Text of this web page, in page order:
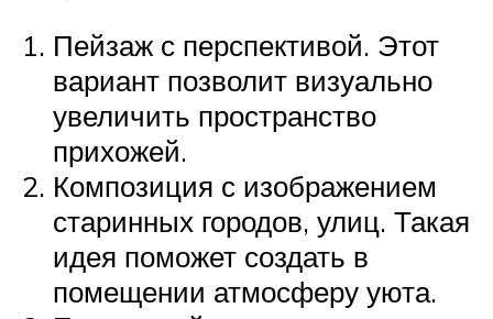
Пейзаж с перспективой. Этот
вариант позволит визуально
увеличить пространство
прихожей.
Композиция с изображением
старинных городов, улиц. Такая
идея поможет создать в
помещении атмосферу уюта.